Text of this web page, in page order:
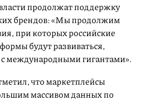
продолжат поддержку
брендов: «Мы продолжим
при которых российские
будут развиваться,
международными гигантами».
что маркетплейсы
массивом данных по